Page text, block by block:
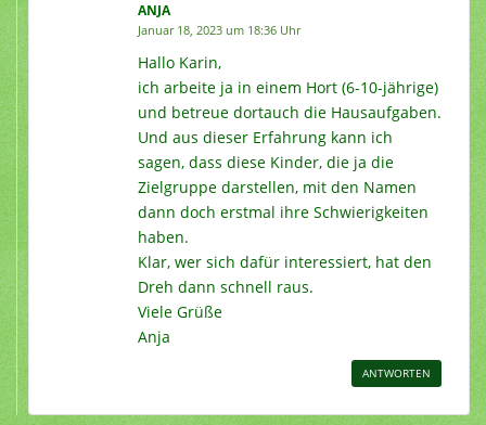
ANJA
Januar 18, 2023 um 18:36 Uhr
Hallo Karin,
ich arbeite ja in einem Hort (6-10-jährige)
und betreue dortauch die Hausaufgaben.
Und aus dieser Erfahrung kann ich
sagen, dass diese Kinder, die ja die
Zielgruppe darstellen, mit den Namen
dann doch erstmal ihre Schwierigkeiten
haben.
Klar, wer sich dafür interessiert, hat den
Dreh dann schnell raus.
Viele Grüße
Anja
ANTWORTEN